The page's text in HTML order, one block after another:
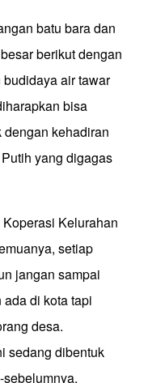
batu bara dan
berikut dengan
air tawar
bisa
kehadiran
yang digagas
Kelurahan
setiap
jangan sampai
di kota tapi
desa.
sedang dibentuk